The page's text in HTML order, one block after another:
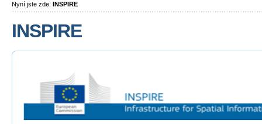
Nyní jste zde: INSPIRE
INSPIRE